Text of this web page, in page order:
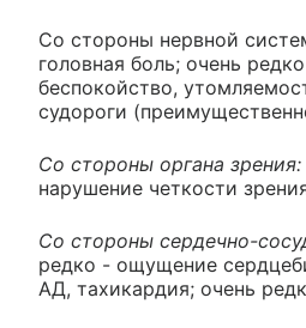
Со стороны нервной
головная боль; очень
беспокойство,
судороги
Со стороны органа зрения:
нарушение четкости
Со стороны сердечно-
редко - ощущение
АД, тахикардия; очень